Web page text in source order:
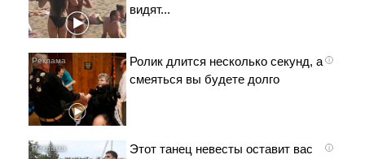
видят...
i
Ролик длится несколько секунд, а
смеяться вы будете долго
i
Этот танец невесты оставит вас